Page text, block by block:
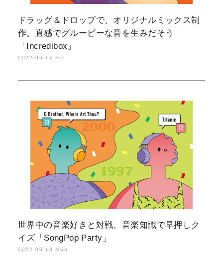
ドラッグ＆ドロップで、オリジナルミックス制
作。直感でグルービーな音を生みだそう
「Incredibox」
2022.06.17 Fri
世界中の音楽好きと対戦、音楽知識で早押しク
イズ「SongPop Party」
2022.06.13 Mon